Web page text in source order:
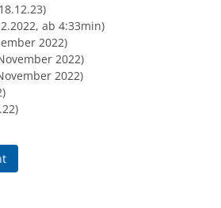
ab 4:33min)
2022)
2022)
2022)